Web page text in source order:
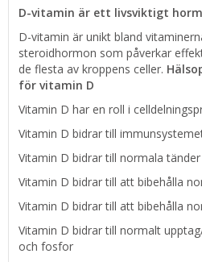
D-vitamin är ett livsviktigt
D-vitamin är unikt bland
steroidhormon som påverkar
de flesta av kroppens celler.
för vitamin D
Vitamin D har en roll i
Vitamin D bidrar till
Vitamin D bidrar till normala tänder
Vitamin D bidrar till att bibehålla
Vitamin D bidrar till att bibehålla
Vitamin D bidrar till normalt
och fosfor